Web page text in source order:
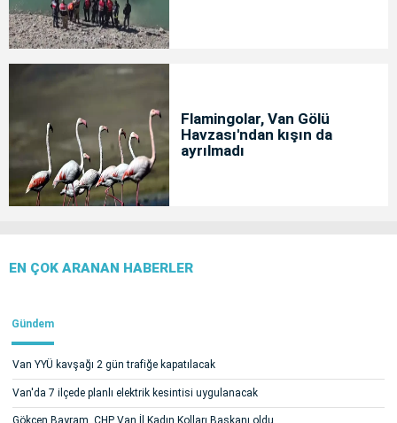
Flamingolar, Van Gölü
Havzası'ndan kışın da
ayrılmadı
EN ÇOK ARANAN HABERLER
Gündem
Van YYÜ kavşağı 2 gün trafiğe kapatılacak
Van'da 7 ilçede planlı elektrik kesintisi uygulanacak